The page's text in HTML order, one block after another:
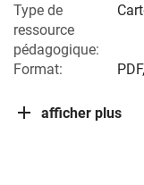
Type de
ressource
pédagogique:
Format:
afficher plus